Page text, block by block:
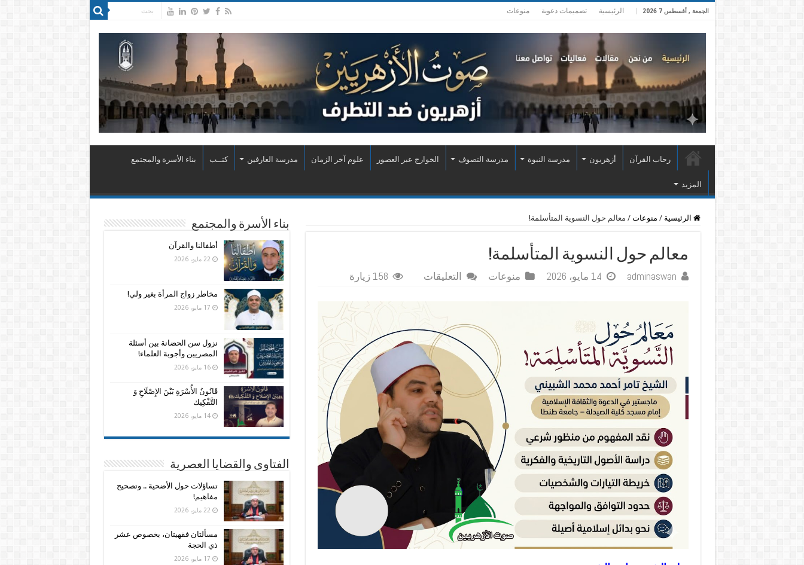
الجمعة , أغسطس 7 2026 الرئيسية تصميمات دعوية منوعات
رحاب القرآن أزهريون مدرسة النبوة مدرسة التصوف الخوارج عبر العصور علوم آخر الزمان مدرسة العارفين كتــب بناء الأسرة والمجتمع
المزيد
الرئيسية / منوعات / معالم حول النسوية المتأسلمة!
معالم حول النسوية المتأسلمة!
adminaswan 14 مايو، 2026 منوعات التعليقات
حول
المتأسلمة!
مغلقة
158 زيارة
بناء الأسرة والمجتمع
أطفالنا والقرآن
22 مايو، 2026
مخاطر زواج المرأة بغير ولي!
17 مايو، 2026
نزول سن الحضانة بين أسئلة
المصريين وأجوبة العلماء!
16 مايو، 2026
قَانُونُ الأُسْرَةِ بَيْنَ الإِصْلَاحِ وَ
التَّفْكِيك
14 مايو، 2026
الفتاوى والقضايا العصرية
تساؤلات حول الأضحية .. وتصحيح
مفاهيم!
22 مايو، 2026
مسألتان فقهيتان، بخصوص عشر
ذي الحجة
17 مايو، 2026